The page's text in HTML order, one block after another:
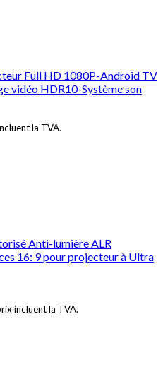
Full HD 1080P-Android TV
vidéo HDR10-Système son
la TVA.
Anti-lumière ALR
16: 9 pour projecteur à Ultra
incluent la TVA.